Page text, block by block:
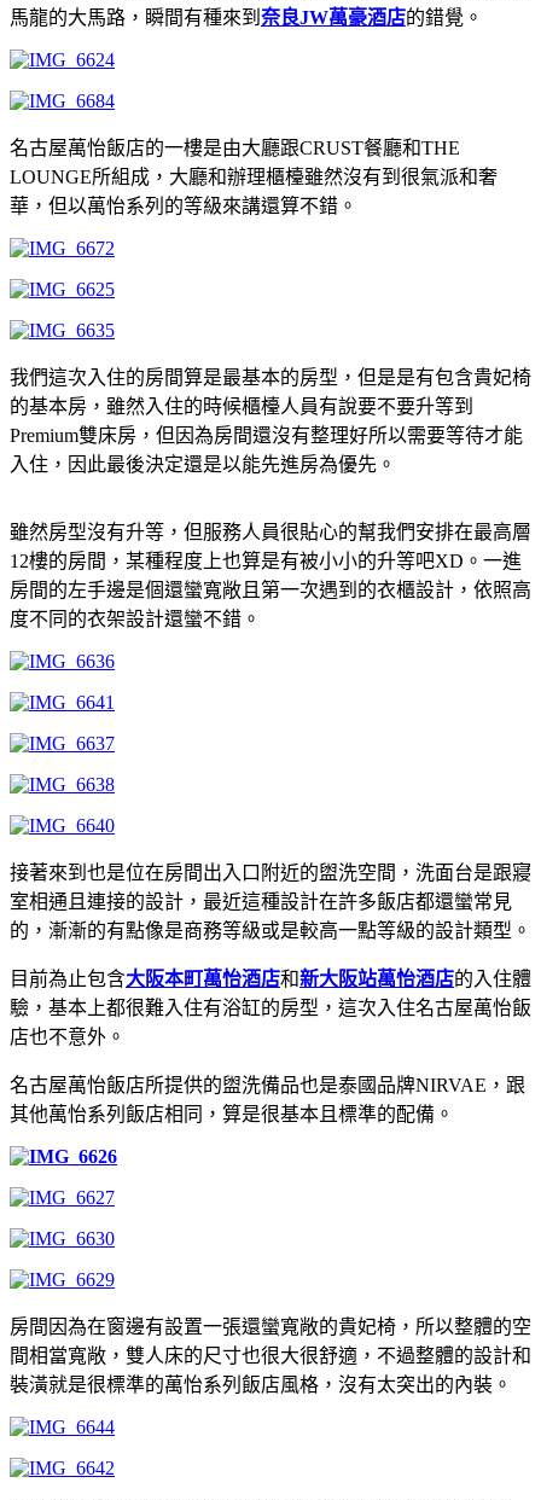
馬龍的大馬路，瞬間有種來到 奈良JW萬豪酒店的錯覺。
名古屋萬怡飯店的一樓是由大廳跟CRUST餐廳和THE
LOUNGE所組成，大廳和辦理櫃檯雖然沒有到很氣派和奢
華，但以萬怡系列的等級來講還算不錯。
我們這次入住的房間算是最基本的房型，但是是有包含貴妃椅
的基本房，雖然入住的時候櫃檯人員有說要不要升等到
Premium雙床房，但因為房間還沒有整理好所以需要等待才能
入住，因此最後決定還是以能先進房為優先。
雖然房型沒有升等，但服務人員很貼心的幫我們安排在最高層
12樓的房間，某種程度上也算是有被小小的升等吧XD。一進
房間的左手邊是個還蠻寬敞且第一次遇到的衣櫃設計，依照高
度不同的衣架設計還蠻不錯。
接著來到也是位在房間出入口附近的盥洗空間，洗面台是跟寢
室相通且連接的設計，最近這種設計在許多飯店都還蠻常見
的，漸漸的有點像是商務等級或是較高一點等級的設計類型。
目前為止包含大阪本町萬怡酒店和新大阪站萬怡酒店的入住體
驗，基本上都很難入住有浴缸的房型，這次入住名古屋萬怡飯
店也不意外。
名古屋萬怡飯店所提供的盥洗備品也是泰國品牌NIRVAE，跟
其他萬怡系列飯店相同，算是很基本且標準的配備。
房間因為在窗邊有設置一張還蠻寬敞的貴妃椅，所以整體的空
間相當寬敞，雙人床的尺寸也很大很舒適，不過整體的設計和
裝潢就是很標準的萬怡系列飯店風格，沒有太突出的內裝。